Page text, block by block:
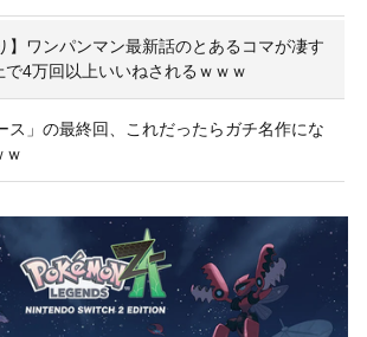
】ワンパンマン最新話のとあるコマが凄す
で4万回以上いいねされるｗｗｗ
ス」の最終回、これだったらガチ名作にな
ｗ